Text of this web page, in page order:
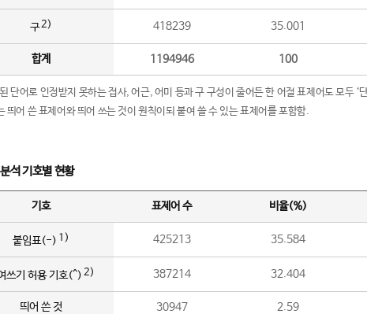
구2) 418239 35.001
합계 1194946 100
단어로 인정받지 못하는 접사, 어근, 어미 등과 구 구성이 줄어든 한 어절 표제어도 모두 ‘
띄어 쓴 표제어와 띄어 쓰는 것이 원칙이되 붙여 쓸 수 있는 표제어를 포함함.
석 기호별 현황
기호 표제어 수 비율(%)
붙임표(-) 1) 425213 35.584
쓰기 허용 기호(^) 2) 387214 32.404
띄어 쓴 것 30947 2.59